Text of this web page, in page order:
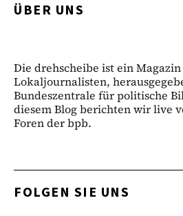
ÜBER UNS
Die drehscheibe ist ein
Lokaljournalisten,
Bundeszentrale für politische
diesem Blog berichten wir live
Foren der bpb.
FOLGEN SIE UNS